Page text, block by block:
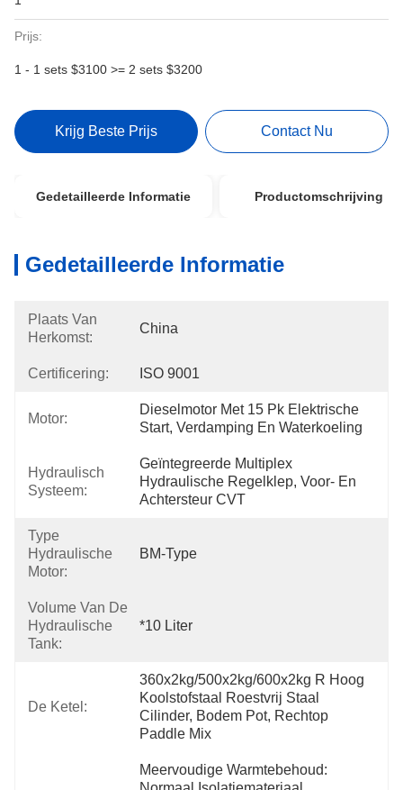
Prijs:
1 - 1 sets $3100 >= 2 sets $3200
Krijg Beste Prijs Contact Nu
Gedetailleerde Informatie Productomschrijving
Gedetailleerde Informatie
Plaats Van
Herkomst:
China
Certificering: ISO 9001
Motor:
Dieselmotor Met 15 Pk Elektrische
Start, Verdamping En Waterkoeling
Hydraulisch
Systeem:
Geïntegreerde Multiplex
Hydraulische Regelklep, Voor- En
Achtersteur CVT
Type
Hydraulische
Motor:
BM-Type
Volume Van De
Hydraulische
Tank:
*10 Liter
De Ketel:
360x2kg/500x2kg/600x2kg R Hoog
Koolstofstaal Roestvrij Staal
Cilinder, Bodem Pot, Rechtop
Paddle Mix
Meervoudige Warmtebehoud: